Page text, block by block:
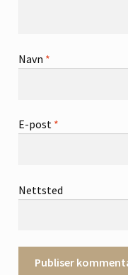
Navn *
E-post *
Nettsted